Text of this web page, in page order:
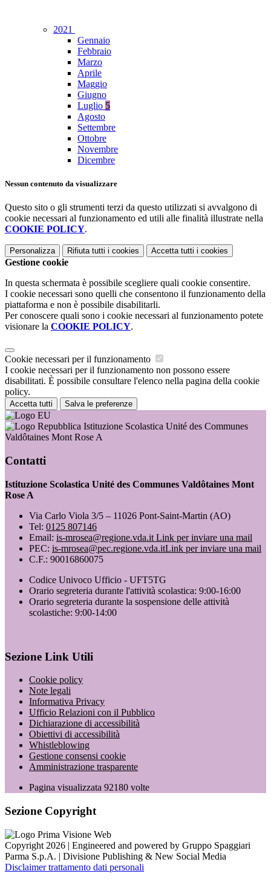
2021
Gennaio
Febbraio
Marzo
Aprile
Maggio
Giugno
Luglio 5
Agosto
Settembre
Ottobre
Novembre
Dicembre
Nessun contenuto da visualizzare
Questo sito o gli strumenti terzi da questo utilizzati si avvalgono di
cookie necessari al funzionamento ed utili alle finalità illustrate nella
COOKIE POLICY.
Personalizza Rifiuta tutti i cookies Accetta tutti i cookies
Gestione cookie
In questa schermata è possibile scegliere quali cookie consentire.
I cookie necessari sono quelli che consentono il funzionamento della
piattaforma e non è possibile disabilitarli.
Per conoscere quali sono i cookie necessari al funzionamento potete
visionare la COOKIE POLICY.
Cookie necessari per il funzionamento
I cookie necessari per il funzionamento non possono essere
disabilitati. È possibile consultare l'elenco nella pagina della cookie
policy.
Accetta tutti Salva le preferenze
Istituzione Scolastica Unité des Communes
Valdôtaines Mont Rose A
Contatti
Istituzione Scolastica Unité des Communes Valdôtaines Mont
Rose A
Via Carlo Viola 3/5 – 11026 Pont-Saint-Martin (AO)
Tel: 0125 807146
Email: is-mrosea@regione.vda.it Link per inviare una mail
PEC: is-mrosea@pec.regione.vda.itLink per inviare una mail
C.F.: 90016860075
Codice Univoco Ufficio - UFT5TG
Orario segreteria durante l'attività scolastica: 9:00-16:00
Orario segreteria durante la sospensione delle attività
scolastiche: 9:00-14:00
Sezione Link Utili
Cookie policy
Note legali
Informativa Privacy
Ufficio Relazioni con il Pubblico
Dichiarazione di accessibilità
Obiettivi di accessibilità
Whistleblowing
Gestione consensi cookie
Amministrazione trasparente
Pagina visualizzata 92180 volte
Sezione Copyright
Copyright 2026 | Engineered and powered by Gruppo Spaggiari
Parma S.p.A. | Divisione Publishing & New Social Media
Disclaimer trattamento dati personali